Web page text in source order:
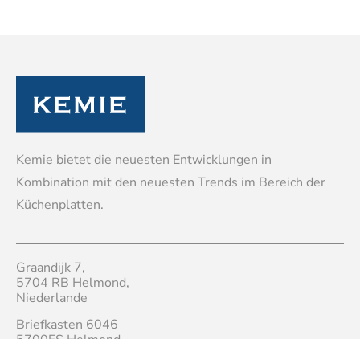
Kemie bietet die neuesten Entwicklungen in
Kombination mit den neuesten Trends im Bereich der
Küchenplatten.
Graandijk 7,
5704 RB Helmond,
Niederlande
Briefkasten 6046